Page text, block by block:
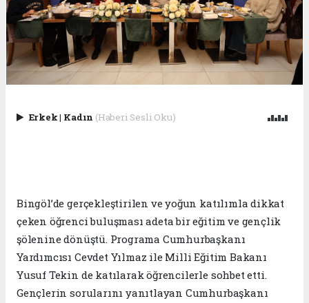
Erkek| Kadın (Haberi Sesli Oku)
Bingöl’de gerçekleştirilen ve yoğun katılımla dikkat
çeken öğrenci buluşması adeta bir eğitim ve gençlik
şölenine dönüştü. Programa Cumhurbaşkanı
Yardımcısı Cevdet Yılmaz ile Milli Eğitim Bakanı
Yusuf Tekin de katılarak öğrencilerle sohbet etti.
Gençlerin sorularını yanıtlayan Cumhurbaşkanı